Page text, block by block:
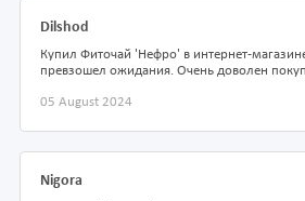
Dilshod
Купил Фиточай 'Нефро' в интернет-
превзошел ожидания. Очень доволен
05 August 2024
Nigora